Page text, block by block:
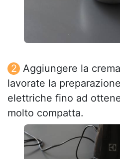
Aggiungere la
lavorate la
elettriche fino ad
molto compatta.